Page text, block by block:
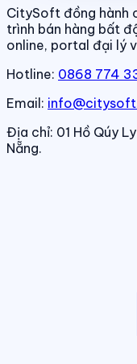
CitySoft đồng hành
trình bán hàng bất
online, portal đại lý
Hotline: 0868 774
Email:
Địa chỉ: 01 Hồ Qúy
Nẵng.